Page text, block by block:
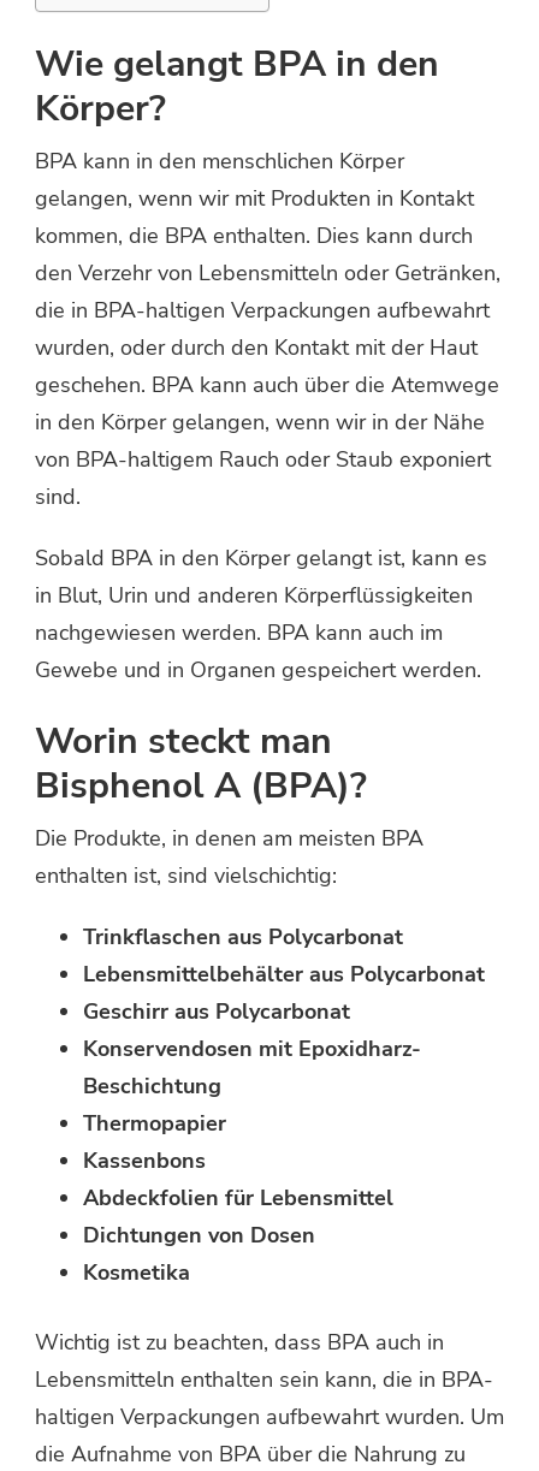
Wie gelangt BPA in den
Körper?
BPA kann in den menschlichen Körper
gelangen, wenn wir mit Produkten in Kontakt
kommen, die BPA enthalten. Dies kann durch
den Verzehr von Lebensmitteln oder Getränken,
die in BPA-haltigen Verpackungen aufbewahrt
wurden, oder durch den Kontakt mit der Haut
geschehen. BPA kann auch über die Atemwege
in den Körper gelangen, wenn wir in der Nähe
von BPA-haltigem Rauch oder Staub exponiert
sind.
Sobald BPA in den Körper gelangt ist, kann es
in Blut, Urin und anderen Körperflüssigkeiten
nachgewiesen werden. BPA kann auch im
Gewebe und in Organen gespeichert werden.
Worin steckt man
Bisphenol A (BPA)?
Die Produkte, in denen am meisten BPA
enthalten ist, sind vielschichtig:
Trinkflaschen aus Polycarbonat
Lebensmittelbehälter aus Polycarbonat
Geschirr aus Polycarbonat
Konservendosen mit Epoxidharz-
Beschichtung
Thermopapier
Kassenbons
Abdeckfolien für Lebensmittel
Dichtungen von Dosen
Kosmetika
Wichtig ist zu beachten, dass BPA auch in
Lebensmitteln enthalten sein kann, die in BPA-
haltigen Verpackungen aufbewahrt wurden. Um
die Aufnahme von BPA über die Nahrung zu